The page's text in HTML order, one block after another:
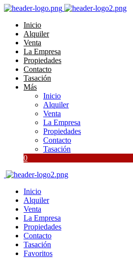
Inicio
Alquiler
Venta
La Empresa
Propiedades
Contacto
Tasación
Más
Inicio
Alquiler
Venta
La Empresa
Propiedades
Contacto
Tasación
0
Inicio
Alquiler
Venta
La Empresa
Propiedades
Contacto
Tasación
Favoritos